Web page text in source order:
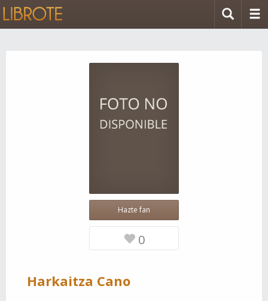
Hazte fan
0
Harkaitza Cano